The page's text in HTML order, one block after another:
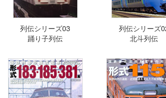
列伝シリーズ03
踊り子列伝
列伝シリーズ
北斗列伝